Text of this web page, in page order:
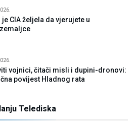
je CIA željela da vjerujete u
vojnici, čitači misli i dupini-dronovi:
povijest Hladnog rata
Telediska